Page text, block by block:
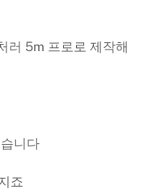
러 5m 프로로 제작해
니다
죠